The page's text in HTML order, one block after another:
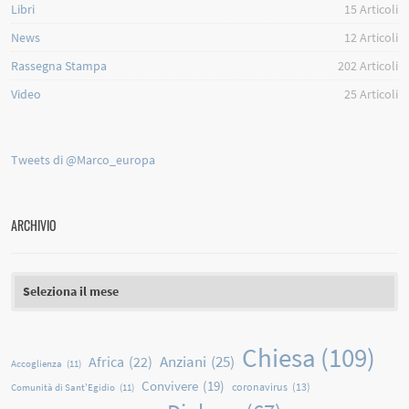
Libri
15 Articoli
News
12Articoli
Rassegna Stampa
202Articoli
Video
25 Articoli
Tweets di @Marco_europa
ARCHIVIO
Accoglienza (11) Africa (22) Anziani (25) Chiesa (109)
Comunità di Sant'Egidio (11) Convivere (19) coronavirus (13)